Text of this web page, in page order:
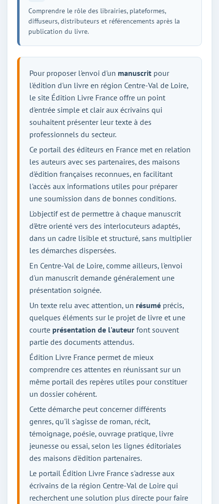
Comprendre le rôle des librairies, plateformes,
diffuseurs, distributeurs et référencements après la
publication du livre.
Pour proposer l'envoi d'un manuscrit pour
l'édition d'un livre en région Centre-Val de Loire,
le site Édition Livre France offre un point
d'entrée simple et clair aux écrivains qui
souhaitent présenter leur texte à des
professionnels du secteur.
Ce portail des éditeurs en France met en relation
les auteurs avec ses partenaires, des maisons
d'édition françaises reconnues, en facilitant
l'accès aux informations utiles pour préparer
une soumission dans de bonnes conditions.
L'objectif est de permettre à chaque manuscrit
d'être orienté vers des interlocuteurs adaptés,
dans un cadre lisible et structuré, sans multiplier
les démarches dispersées.
En Centre-Val de Loire, comme ailleurs, l'envoi
d'un manuscrit demande généralement une
présentation soignée.
Un texte relu avec attention, un résumé précis,
quelques éléments sur le projet de livre et une
courte présentation de l'auteur font souvent
partie des documents attendus.
Édition Livre France permet de mieux
comprendre ces attentes en réunissant sur un
même portail des repères utiles pour constituer
un dossier cohérent.
Cette démarche peut concerner différents
genres, qu'il s'agisse de roman, récit,
témoignage, poésie, ouvrage pratique, livre
jeunesse ou essai, selon les lignes éditoriales
des maisons d'édition partenaires.
Le portail Édition Livre France s'adresse aux
écrivains de la région Centre-Val de Loire qui
recherchent une solution plus directe pour faire